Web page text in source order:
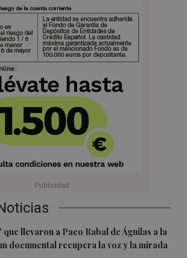
llevaron a Paco Rabal de Águilas a la
documental recupera la voz y la mirada